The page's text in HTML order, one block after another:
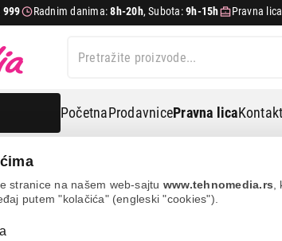
stranice na našem web-sajtu www.tehnomedia.rs
putem "kolačića" (engleski "cookies").
999 Radnim danima:8h-20h, Subota:9h-15h Pravna
PočetnaProdavnicePravna licaKontakt
Aparati za vodu i filtraciju
do
BOKALI ZA